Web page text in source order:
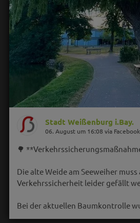
Stadt Weißenburg i.Bay.
06. August um 16:08 via Facebook
🌳
Die alte Weide am Seeweiher
Verkehrssicherheit leider gefällt
Bei der aktuellen Baumkontrolle